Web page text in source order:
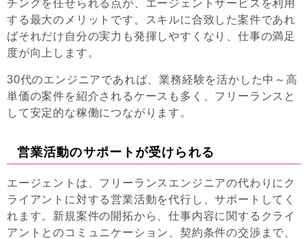
チングを任せられる点が、エージェントサービスを利用
する最大のメリットです。スキルに合致した案件であれ
ばそれだけ自分の実力も発揮しやすくなり、仕事の満足
度が向上します。
30代のエンジニアであれば、業務経験を活かした中～高
単価の案件を紹介されるケースも多く、フリーランスと
して安定的な稼働につながります。
営業活動のサポートが受けられる
エージェントは、フリーランスエンジニアの代わりにク
ライアントに対する営業活動を代行し、サポートしてく
れます。新規案件の開拓から、仕事内容に関するクライ
アントとのコミュニケーション、契約条件の交渉まで、